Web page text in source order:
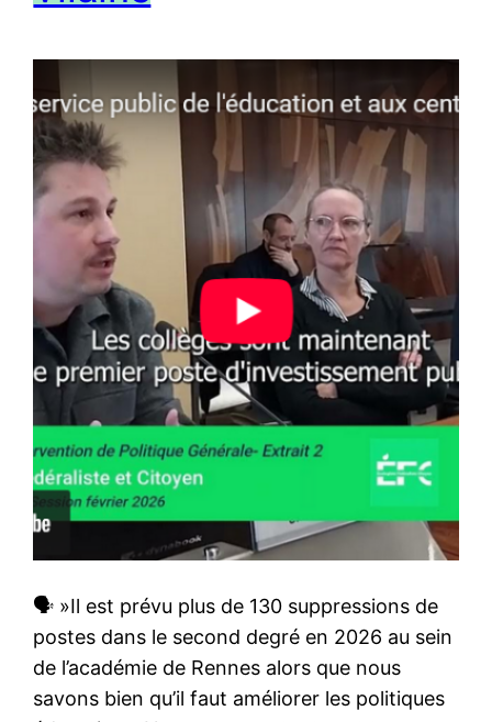
🗣 »Il est prévu plus de 130 suppressions de
postes dans le second degré en 2026 au sein
de l’académie de Rennes alors que nous
savons bien qu’il faut améliorer les politiques